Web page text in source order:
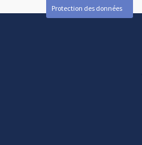
Protection des données